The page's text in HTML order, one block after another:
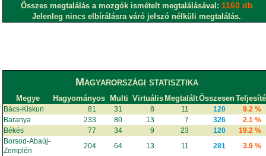
Összes megtalálás a mozgók ismételt megtalálásával: 1160 db
Jelenleg nincs elbírálásra váró jelszó nélküli megtalálás.
Magyarországi statisztika
Megye Hagyományos Multi Virtuális MegtaláltÖsszesen
Bács-Kiskun 81 31 8 11 120
9.2 %
Baranya
233 80 13 7 326
2.1 %
Békés
77 34 9 23 120
19.2 %
Borsod-Abaúj-
Zemplén
204 64 13 11 281
3.9 %